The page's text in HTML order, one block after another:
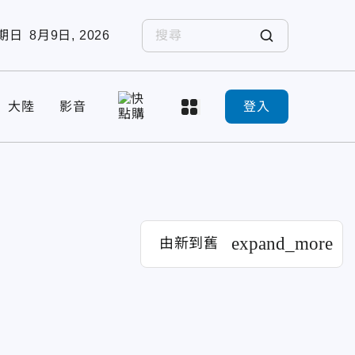
日 8月9日, 2026
大陸 影音 登入
由新到舊 expand_more